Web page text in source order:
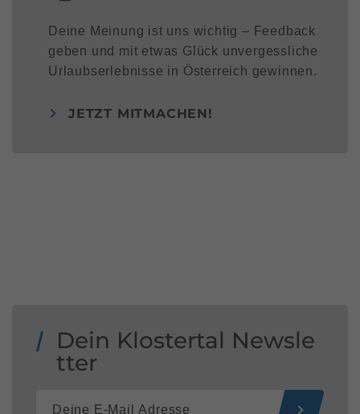
Deine Meinung ist uns wichtig – Feedback
geben und mit etwas Glück unvergessliche
Urlaubserlebnisse in Österreich gewinnen.
JETZT MITMACHEN!
Dein Klostertal Newsle
tter